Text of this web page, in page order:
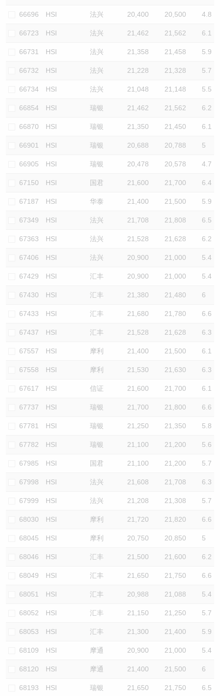
66696 HSI 法兴 20,400 20,500 4.8
66723 HSI 法兴 21,462 21,562 6.1
66731 HSI 法兴 21,358 21,458 5.9
66732 HSI 法兴 21,228 21,328 5.7
66734 HSI 法兴 21,048 21,148 5.5
66854 HSI 瑞银 21,462 21,562 6.2
66870 HSI 瑞银 21,350 21,450 6.1
66901 HSI 瑞银 20,688 20,788 5
66905 HSI 瑞银 20,478 20,578 4.7
67150 HSI 国君 21,600 21,700 6.4
67187 HSI 华泰 21,400 21,500 5.9
67349 HSI 法兴 21,708 21,808 6.5
67363 HSI 法兴 21,528 21,628 6.2
67406 HSI 法兴 20,900 21,000 5.4
67429 HSI 汇丰 20,900 21,000 5.4
67430 HSI 汇丰 21,380 21,480 6
67433 HSI 汇丰 21,680 21,780 6.6
67437 HSI 汇丰 21,528 21,628 6.3
67557 HSI 摩利 21,400 21,500 6.1
67558 HSI 摩利 21,530 21,630 6.3
67617 HSI 信证 21,600 21,700 6.1
67737 HSI 瑞银 21,700 21,800 6.6
67781 HSI 瑞银 21,250 21,350 5.8
67782 HSI 瑞银 21,100 21,200 5.6
67985 HSI 国君 21,100 21,200 5.7
67998 HSI 法兴 21,608 21,708 6.3
67999 HSI 法兴 21,208 21,308 5.7
68030 HSI 摩利 21,720 21,820 6.6
68045 HSI 摩利 20,750 20,850 5
68046 HSI 汇丰 21,500 21,600 6.2
68049 HSI 汇丰 21,650 21,750 6.6
68051 HSI 汇丰 20,988 21,088 5.4
68052 HSI 汇丰 21,150 21,250 5.7
68053 HSI 汇丰 21,300 21,400 5.9
68109 HSI 摩通 20,900 21,000 5.4
68120 HSI 摩通 21,400 21,500 6
68193 HSI 瑞银 21,650 21,750 6.5